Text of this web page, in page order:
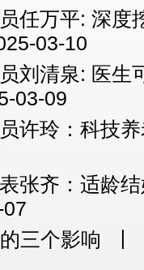
任万平: 深度
03-10
刘清泉: 医生
03-09
许玲：科技
张齐：适龄
三个影响